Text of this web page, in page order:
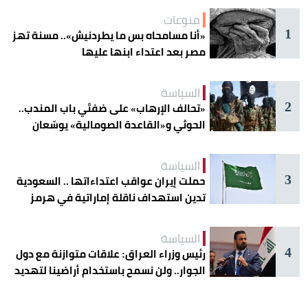
1
منوعات
«أنا مسامحاه بس ما يطردنيش».. مسنة تهز
مصر بعد اعتداء ابنها عليها
2
السياسة
«تحالف الإرهاب» على ضفتَي باب المندب..
الحوثي و«القاعدة الصومالية» يوسّعان
3
السياسة
حملت إيران عواقب اعتداءاتها .. السعودية
تدين استهداف ناقلة إماراتية في هرمز
4
السياسة
رئيس وزراء العراق: علاقات متوازنة مع دول
الجوار.. ولن نسمح باستخدام أراضينا لتهديد